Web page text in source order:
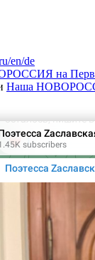
en/de
на
Наша